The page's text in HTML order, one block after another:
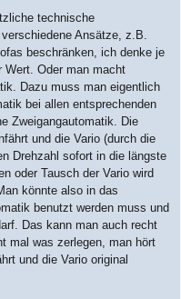
technische
Ansätze, z.B.
beschränken, ich denke je
Wert. Oder man macht
Dazu muss man eigentlich
bei allen entsprechenden
Zweigangautomatik. Die
und die Vario (durch die
Drehzahl sofort in die längste
oder Tausch der Vario wird
könnte also in das
benutzt werden muss und
Das kann man auch recht
mal was zerlegen, man hört
und die Vario original